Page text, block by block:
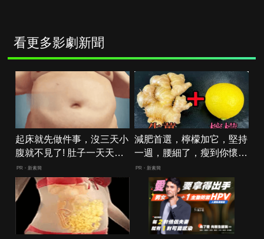
看更多影劇新聞
起床就先做件事，沒三天小
腹就不見了! 肚子一天天變
小！
PR・新素簡
減肥首選，檸檬加它，堅持
一週，腰細了，瘦到你懷疑
人生
PR・新素簡